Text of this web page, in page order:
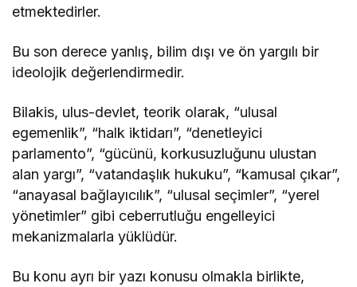
etmektedirler.
Bu son derece yanlış, bilim dışı ve ön yargılı bir
ideolojik değerlendirmedir.
Bilakis, ulus-devlet, teorik olarak, “ulusal
egemenlik”, “halk iktidarı”, “denetleyici
parlamento”, “gücünü, korkusuzluğunu ulustan
alan yargı”, “vatandaşlık hukuku”, “kamusal çıkar”,
“anayasal bağlayıcılık”, “ulusal seçimler”, “yerel
yönetimler” gibi ceberrutluğu engelleyici
mekanizmalarla yüklüdür.
Bu konu ayrı bir yazı konusu olmakla birlikte,